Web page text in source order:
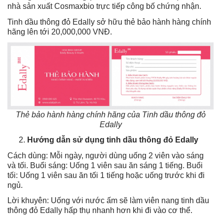
nhà sản xuất Cosmaxbio trực tiếp công bố chứng nhận.
Tinh dầu thông đỏ Edally sở hữu thẻ bảo hành hàng chính
hãng lên tới 20,000,000 VNĐ.
Thẻ bảo hành hàng chính hãng của Tinh dầu thông đỏ
Edally
Hướng dẫn sử dụng tinh dầu thông đỏ Edally
Cách dùng: Mỗi ngày, người dùng uống 2 viên vào sáng
và tối. Buổi sáng: Uống 1 viên sau ăn sáng 1 tiếng. Buổi
tối: Uống 1 viên sau ăn tối 1 tiếng hoặc uống trước khi đi
ngủ.
Lời khuyên: Uống với nước ấm sẽ làm viên nang tinh dầu
thông đỏ Edally hấp thụ nhanh hơn khi đi vào cơ thể.